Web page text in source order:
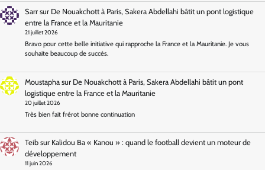
Sarrsur De Nouakchott à Paris, Sakera Abdellahi bâtit un pont logistique
entre la France et la Mauritanie
21 juillet 2026
Bravo pour cette belle initiative qui rapproche la France et la Mauritanie. Je vous
souhaite beaucoup de succès.
Moustaphasur De Nouakchott à Paris, Sakera Abdellahi bâtit un pont
logistique entre la France et la Mauritanie
20 juillet 2026
Très bien fait frérot bonne continuation
Teibsur Kalidou Ba « Kanou » : quand le football devient un moteur de
développement
11 juin 2026